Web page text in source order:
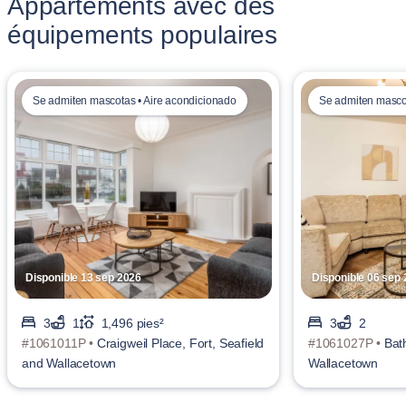
Appartements avec des
équipements populaires
Disponible 13 sep 2026
Se admiten mascotas • Aire acondicionado
3 1
1,496 pies²
#1061011P • Craigweil Place, Fort, Seafield
and Wallacetown
Disponible 06 sep
Se admiten
3
2
#1061027P •
Wallacetown